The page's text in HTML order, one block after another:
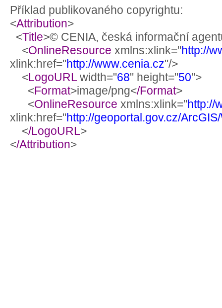
Příklad publikovaného copyrightu:
<Attribution>
<Title>© CENIA, česká informační
<OnlineResource xmlns:xlink="http://
xlink:href="http://www.cenia.cz"/>
<LogoURL width="68" height="50">
<Format>image/png</Format>
<OnlineResource xmlns:xlink="http://
xlink:href="http://geoportal.gov.cz/
</LogoURL>
</Attribution>